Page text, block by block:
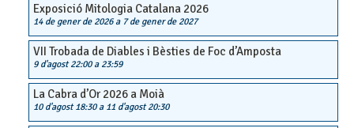
Exposició Mitologia Catalana 2026
14 de gener de 2026a 7 de gener de 2027
VII Trobada de Diables i Bèsties de Foc d’Amposta
9 d'agost 22:00a 23:59
La Cabra d’Or 2026 a Moià
10 d'agost 18:30a 11 d'agost 20:30